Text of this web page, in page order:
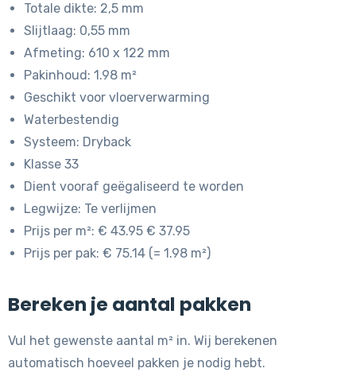
€ 43,95.€ 37,95.
Totale dikte: 2,5 mm
Slijtlaag: 0,55 mm
Afmeting: 610 x 122 mm
Pakinhoud: 1.98 m²
Geschikt voor vloerverwarming
Waterbestendig
Systeem: Dryback
Klasse 33
Dient vooraf geëgaliseerd te worden
Legwijze: Te verlijmen
Prijs per m²: € 43.95 € 37.95
Prijs per pak: € 75.14 (= 1.98 m²)
Bereken je aantal pakken
Vul het gewenste aantal m² in. Wij berekenen
automatisch hoeveel pakken je nodig hebt.